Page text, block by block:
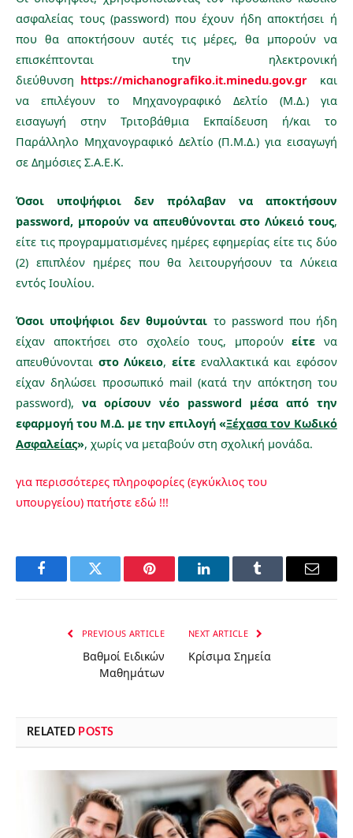
ασφαλείας τους (password) που έχουν ήδη αποκτήσει ή
που θα αποκτήσουν αυτές τις μέρες, θα μπορούν να
επισκέπτονται την ηλεκτρονική
διεύθυνση https://michanografiko.it.minedu.gov.gr
και
να επιλέγουν το Μηχανογραφικό Δελτίο (Μ.Δ.) για
εισαγωγή στην Τριτοβάθμια Εκπαίδευση ή/και το
Παράλληλο Μηχανογραφικό Δελτίο (Π.Μ.Δ.) για εισαγωγή
σε Δημόσιες Σ.Α.Ε.Κ.
Όσοι υποψήφιοι δεν πρόλαβαν να αποκτήσουν
password, μπορούν να απευθύνονται στο Λύκειό τους,
είτε τις προγραμματισμένες ημέρες εφημερίας είτε τις δύο
(2) επιπλέον ημέρες που θα λειτουργήσουν τα Λύκεια
εντός Ιουλίου.
Όσοι υποψήφιοι δεν θυμούνται το password που ήδη
είχαν αποκτήσει στο σχολείο τους, μπορούνείτε να
απευθύνονται στο Λύκειο,είτε εναλλακτικά και εφόσον
είχαν δηλώσει προσωπικό mail (κατά την απόκτηση του
password), να ορίσουν νέο password μέσα από την
εφαρμογή του Μ.Δ. με την επιλογή «Ξέχασα τον Κωδικό
Ασφαλείας», χωρίς να μεταβούν στη σχολική μονάδα.
για περισσότερες πληροφορίες (εγκύκλιος του
υπουργείου) πατήστε εδώ !!!
FacebookTwitter Pinterest LinkedInTumblr Email
PREVIOUS ARTICLE
Βαθμοί Ειδικών
Μαθημάτων
NEXT ARTICLE
Κρίσιμα Σημεία
RELATED POSTS